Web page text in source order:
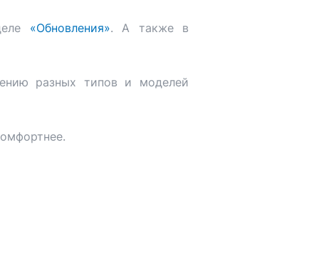
«Обновления». А также в
разных типов и моделей